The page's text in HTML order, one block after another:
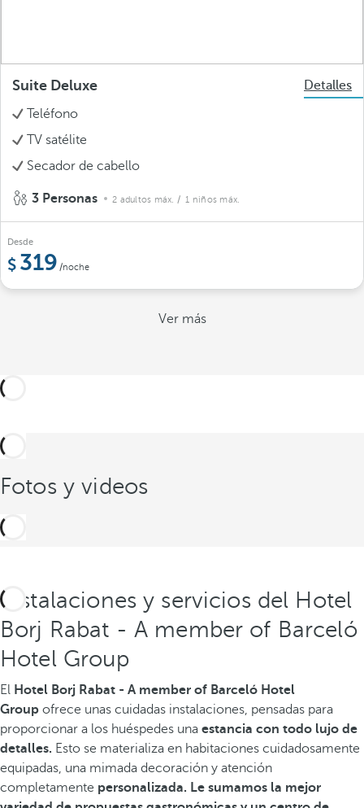
Suite Deluxe
Detalles
Teléfono
TV satélite
Secador de cabello
3 Personas 2 adultos máx. / 1 niños máx.
Desde
319 /noche
Ver más
Fotos y videos
Instalaciones y servicios del Hotel
Borj Rabat - A member of Barceló
Hotel Group
El Hotel Borj Rabat - A member of Barceló Hotel
Group ofrece unas cuidadas instalaciones, pensadas para
proporcionar a los huéspedes una estancia con todo lujo de
detalles. Esto se materializa en habitaciones cuidadosamente
equipadas, una mimada decoración y atención
completamente personalizada. Le sumamos la mejor